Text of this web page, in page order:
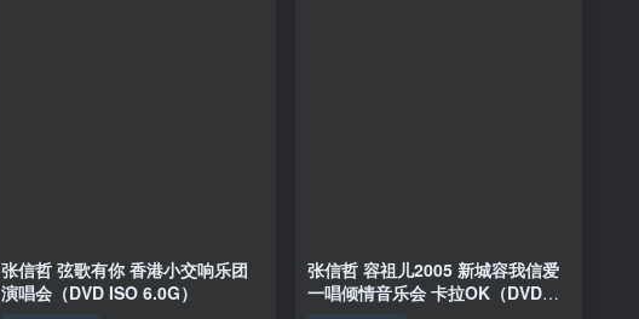
张信哲 弦歌有你 香港小交响乐团
演唱会（DVD ISO 6.0G）
张信哲 容祖儿2005 新城容我信爱
一唱倾情音乐会 卡拉OK（DVD